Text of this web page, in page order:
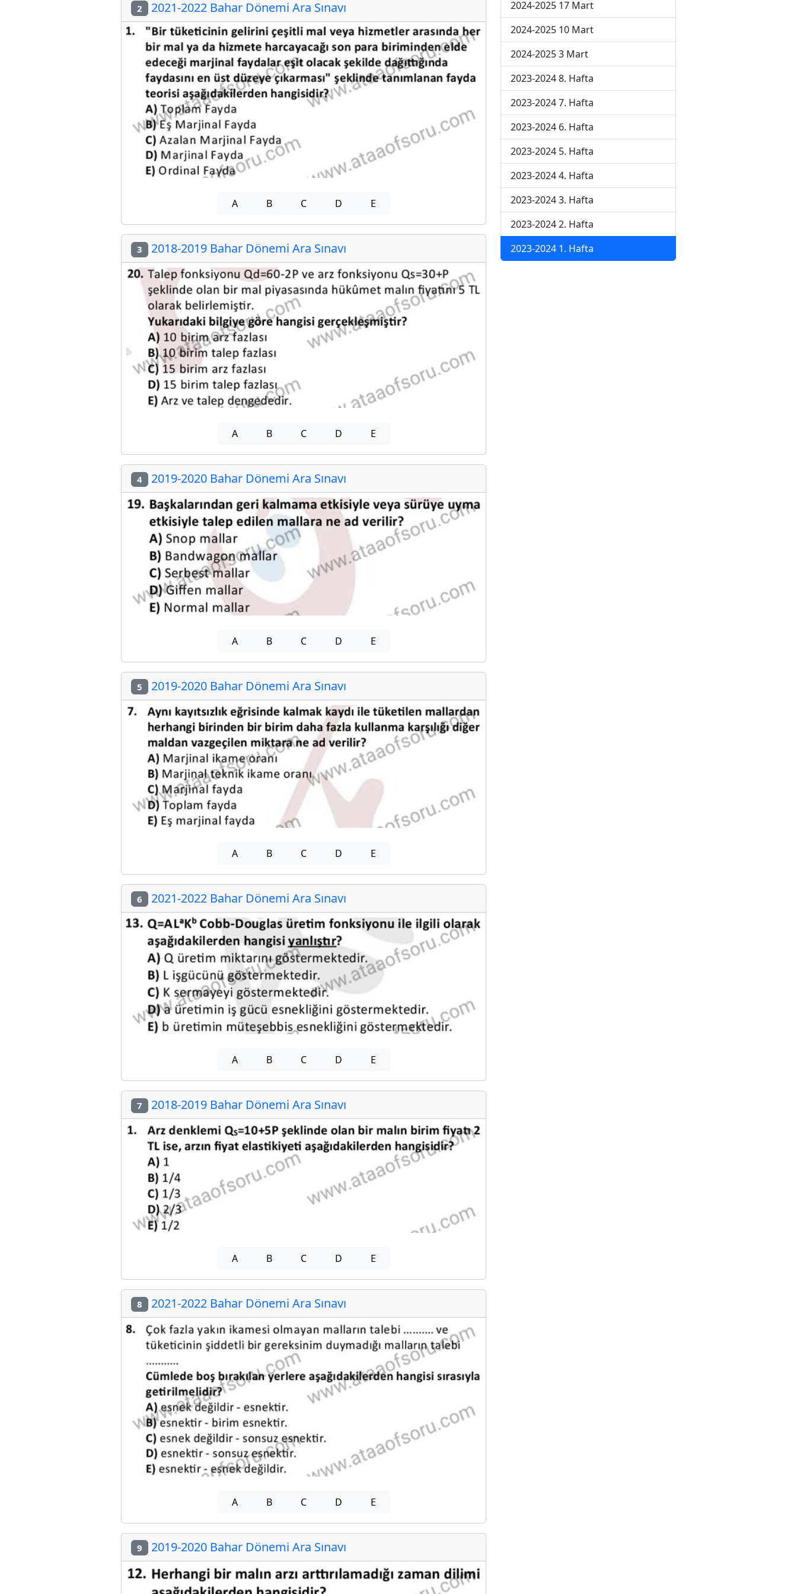
2 2021-2022 Bahar Dönemi Ara Sınavı
A B C D E
3 2018-2019 Bahar Dönemi Ara Sınavı
A B C D E
4 2019-2020 Bahar Dönemi Ara Sınavı
A B C D E
5 2019-2020 Bahar Dönemi Ara Sınavı
A B C D E
6 2021-2022 Bahar Dönemi Ara Sınavı
A B C D E
7 2018-2019 Bahar Dönemi Ara Sınavı
A B C D E
8 2021-2022 Bahar Dönemi Ara Sınavı
A B C D E
9 2019-2020 Bahar Dönemi Ara Sınavı
2024-2025 17 Mart
2024-2025 10 Mart
2024-2025 3 Mart
2023-2024 8. Hafta
2023-2024 7. Hafta
2023-2024 6. Hafta
2023-2024 5. Hafta
2023-2024 4. Hafta
2023-2024 3. Hafta
2023-2024 2. Hafta
2023-2024 1. Hafta